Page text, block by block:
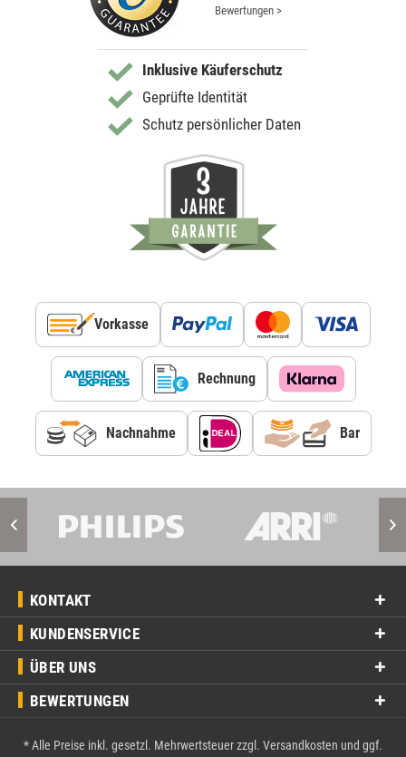
Bewertungen >
Inklusive Käuferschutz
Geprüfte Identität
Schutz persönlicher Daten
Vorkasse
Rechnung
Nachnahme Bar
KONTAKT
KUNDENSERVICE
ÜBER UNS
BEWERTUNGEN
* Alle Preise inkl. gesetzl. Mehrwertsteuer zzgl. Versandkosten und ggf.